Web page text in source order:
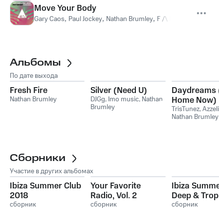
Move Your Body
Gary Caos, Paul Jockey, Nathan Brumley, F /\ B
Альбомы
По дате выхода
Fresh Fire
Nathan Brumley
Silver (Need U)
DJGg, Imo music, Nathan
Brumley
Daydreams
Home Now)
TrisTunez,
Nathan Brumley
Сборники
Участие в других альбомах
Ibiza Summer Club
2018
сборник
Your Favorite
Radio, Vol. 2
сборник
Ibiza
Deep &
House
сборник